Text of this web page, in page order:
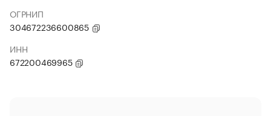
ОГРНИП
304672236600865
ИНН
672200469965